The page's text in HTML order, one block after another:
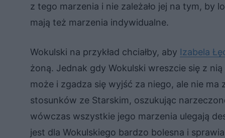
z tego marzenia i nie zależało jej na tym, by
mają też marzenia indywidualne.
Wokulski na przykład chciałby, aby Izabela
żoną. Jednak gdy Wokulski wreszcie się z
może i zgadza się wyjść za niego, ale nie
stosunków ze Starskim, oszukując
wówczas wszystkie jego marzenia ulegają
jest dla Wokulskiego bardzo bolesna i